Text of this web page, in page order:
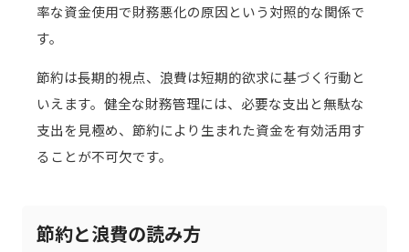
率な資金使用で財務悪化の原因という対照的な関係で
す。
節約は長期的視点、浪費は短期的欲求に基づく行動と
いえます。健全な財務管理には、必要な支出と無駄な
支出を見極め、節約により生まれた資金を有効活用す
ることが不可欠です。
節約と浪費の読み方